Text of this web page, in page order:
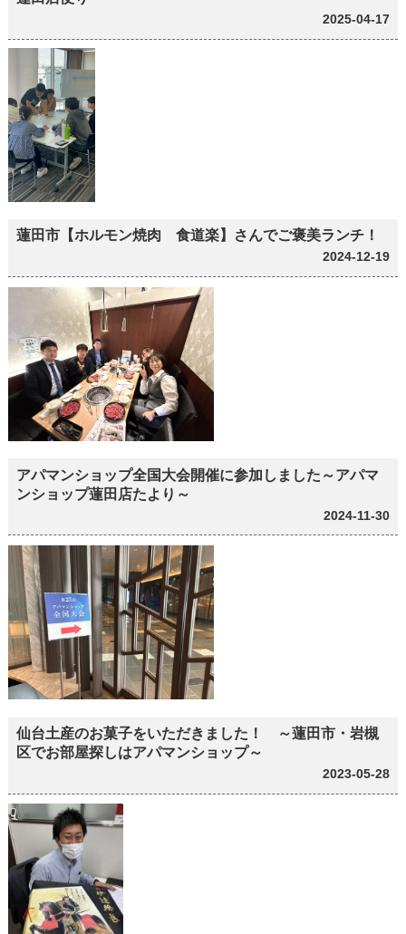
2025-04-17
蓮田市【ホルモン焼肉 食道楽】さんでご褒美ランチ！
2024-12-19
アパマンショップ全国大会開催に参加しました～アパマ
ンショップ蓮田店たより～
2024-11-30
仙台土産のお菓子をいただきました！ ～蓮田市・岩槻
区でお部屋探しはアパマンショップ～
2023-05-28